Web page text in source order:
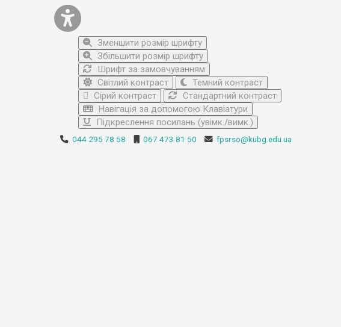
Зменшити розмір шрифту
Збільшити розмір шрифту
Шрифт за замовчуванням
Світлий контраст
Темний контраст
Сірий контраст
Стандартний контраст
Навігація за допомогою Клавіатури
Підкреслення посилань (увімк./вимк.)
044 295 78 58 067 473 81 50 fpsrso@kubg.edu.ua